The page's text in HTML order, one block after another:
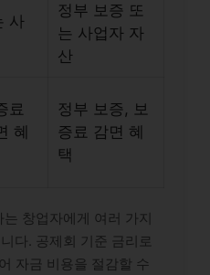
사
정부 보증 또
는 사업자 자
산
료
혜
정부 보증, 보
증료 감면 혜
택
창업자에게 여러 가지
다. 공제회 기준 금리로
자금 비용을 절감할 수